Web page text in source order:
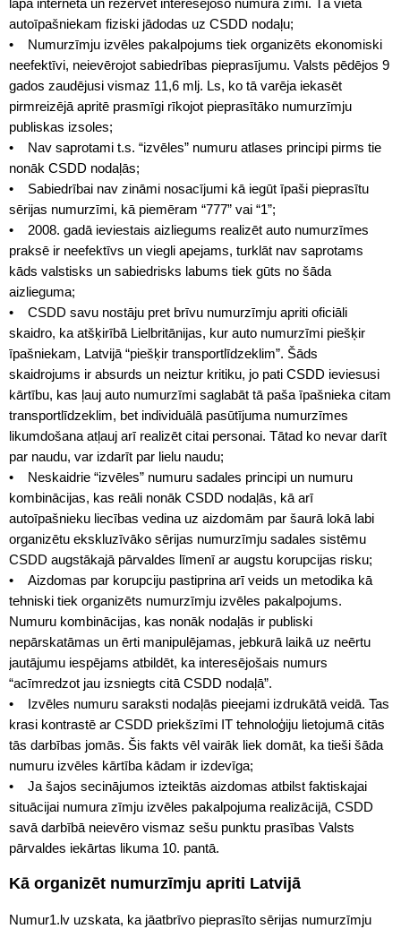
lapā internetā un rezervēt interesējošo numura zīmi. Tā vietā
autoīpašniekam fiziski jādodas uz CSDD nodaļu;
• Numurzīmju izvēles pakalpojums tiek organizēts ekonomiski
neefektīvi, neievērojot sabiedrības pieprasījumu. Valsts pēdējos 9
gados zaudējusi vismaz 11,6 mlj. Ls, ko tā varēja iekasēt
pirmreizējā apritē prasmīgi rīkojot pieprasītāko numurzīmju
publiskas izsoles;
• Nav saprotami t.s. “izvēles” numuru atlases principi pirms tie
nonāk CSDD nodaļās;
• Sabiedrībai nav zināmi nosacījumi kā iegūt īpaši pieprasītu
sērijas numurzīmi, kā piemēram “777” vai “1”;
• 2008. gadā ieviestais aizliegums realizēt auto numurzīmes
praksē ir neefektīvs un viegli apejams, turklāt nav saprotams
kāds valstisks un sabiedrisks labums tiek gūts no šāda
aizlieguma;
• CSDD savu nostāju pret brīvu numurzīmju apriti oficiāli
skaidro, ka atšķirībā Lielbritānijas, kur auto numurzīmi piešķir
īpašniekam, Latvijā “piešķir transportlīdzeklim”. Šāds
skaidrojums ir absurds un neiztur kritiku, jo pati CSDD ieviesusi
kārtību, kas ļauj auto numurzīmi saglabāt tā paša īpašnieka citam
transportlīdzeklim, bet individuālā pasūtījuma numurzīmes
likumdošana atļauj arī realizēt citai personai. Tātad ko nevar darīt
par naudu, var izdarīt par lielu naudu;
• Neskaidrie “izvēles” numuru sadales principi un numuru
kombinācijas, kas reāli nonāk CSDD nodaļās, kā arī
autoīpašnieku liecības vedina uz aizdomām par šaurā lokā labi
organizētu ekskluzīvāko sērijas numurzīmju sadales sistēmu
CSDD augstākajā pārvaldes līmenī ar augstu korupcijas risku;
• Aizdomas par korupciju pastiprina arī veids un metodika kā
tehniski tiek organizēts numurzīmju izvēles pakalpojums.
Numuru kombinācijas, kas nonāk nodaļās ir publiski
nepārskatāmas un ērti manipulējamas, jebkurā laikā uz neērtu
jautājumu iespējams atbildēt, ka interesējošais numurs
“acīmredzot jau izsniegts citā CSDD nodaļā”.
• Izvēles numuru saraksti nodaļās pieejami izdrukātā veidā. Tas
krasi kontrastē ar CSDD priekšzīmi IT tehnoloģiju lietojumā citās
tās darbības jomās. Šis fakts vēl vairāk liek domāt, ka tieši šāda
numuru izvēles kārtība kādam ir izdevīga;
• Ja šajos secinājumos izteiktās aizdomas atbilst faktiskajai
situācijai numura zīmju izvēles pakalpojuma realizācijā, CSDD
savā darbībā neievēro vismaz sešu punktu prasības Valsts
pārvaldes iekārtas likuma 10. pantā.
Kā organizēt numurzīmju apriti Latvijā
Numur1.lv uzskata, ka jāatbrīvo pieprasīto sērijas numurzīmju